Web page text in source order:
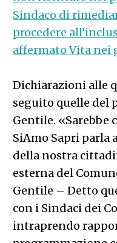
Sindaco di
procedere
affermato Vita nei
Dichiarazioni alle
seguito quelle del
Gentile. «Sarebbe
SiAmo Sapri parla
della nostra
esterna del
Gentile – Detto
con i Sindaci dei
intraprendo